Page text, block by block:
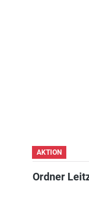
AKTION
Ordner